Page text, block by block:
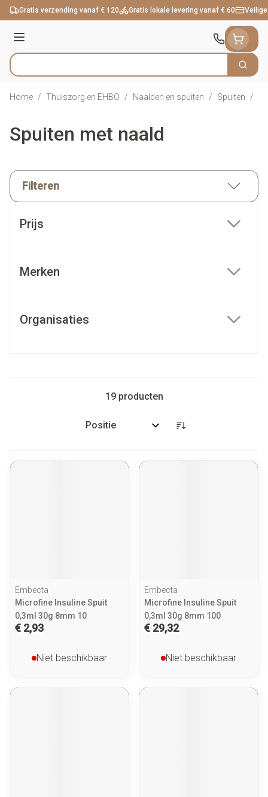
Ga naar de inhoud
Gratis verzending vanaf € 120 Gratis lokale levering vanaf € 60
Menu
Product, merk, categorie... Zoek
Home / Thuiszorg en EHBO / Naalden en spuiten / Spuiten /
Spuiten met naald
Filteren
Prijs
Merken
Organisaties
19producten
Sorteer op:
Embecta
Microfine Insuline Spuit
0,3ml 30g 8mm 10
€ 2,93
Niet beschikbaar
Embecta
Microfine Insuline Spuit
0,3ml 30g 8mm 100
€ 29,32
Niet beschikbaar